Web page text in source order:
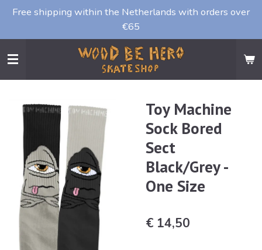
Ga
naar
de
Free shipping within the Netherlands with orders over
€65
Toy Machine
Sock Bored
Sect
Black/Grey -
One Size
€ 14,50